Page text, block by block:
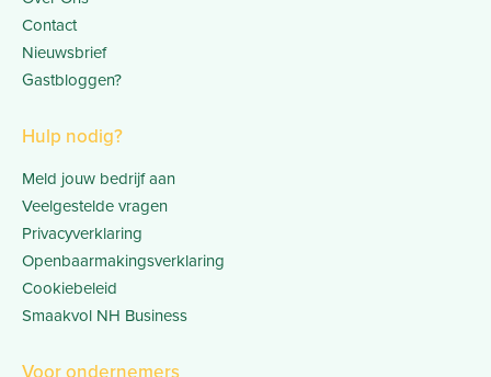
Contact
Nieuwsbrief
Gastbloggen?
Hulp nodig?
Meld jouw bedrijf aan
Veelgestelde vragen
Privacyverklaring
Openbaarmakingsverklaring
Cookiebeleid
Smaakvol NH Business